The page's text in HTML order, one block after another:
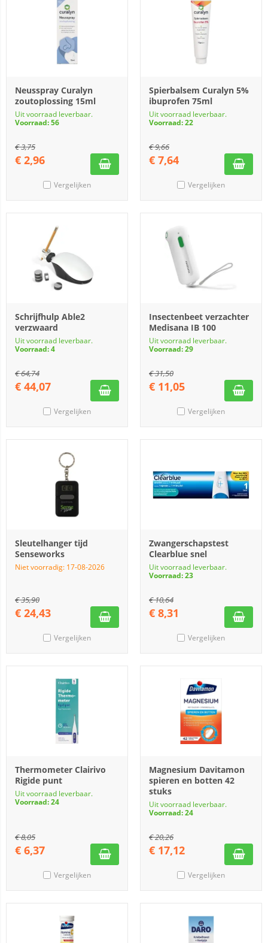
Neusspray Curalyn
zoutoplossing 15ml
Uit voorraad leverbaar.
Voorraad: 56
€3,75
€ 2,96
Vergelijken
Spierbalsem Curalyn 5%
ibuprofen 75ml
Uit voorraad leverbaar.
Voorraad: 22
€9,66
€ 7,64
Vergelijken
Schrijfhulp Able2
verzwaard
Uit voorraad leverbaar.
Voorraad: 4
€64,74
€ 44,07
Vergelijken
Insectenbeet verzachter
Medisana IB 100
Uit voorraad leverbaar.
Voorraad: 29
€31,50
€ 11,05
Vergelijken
Sleutelhanger tijd
Senseworks
Niet voorradig: 17-08-2026
€35,90
€ 24,43
Vergelijken
Zwangerschapstest
Clearblue snel
Uit voorraad leverbaar.
Voorraad: 23
€10,64
€ 8,31
Vergelijken
Thermometer Clairivo
Rigide punt
Uit voorraad leverbaar.
Voorraad: 24
€8,05
€ 6,37
Vergelijken
Magnesium Davitamon
spieren en botten 42
stuks
Uit voorraad leverbaar.
Voorraad: 24
€20,26
€ 17,12
Vergelijken